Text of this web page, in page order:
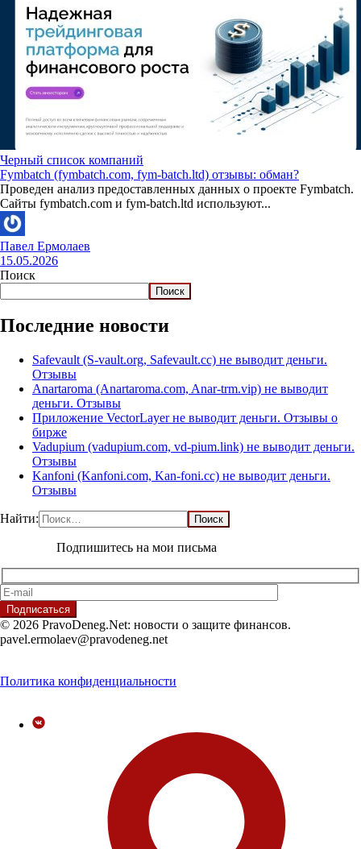
Черный список компаний
Fymbatch (fymbatch.com, fym-batch.ltd) отзывы: обман?
Проведен анализ предоставленных данных о проекте Fymbatch.
Сайты fymbatch.com и fym-batch.ltd используют...
Павел Ермолаев
15.05.2026
Поиск
Поиск
Последние новости
Safevault (S-vault.org, Safevault.cc) не выводит деньги.
Отзывы
Anartaroma (Anartaroma.com, Anar-trm.vip) не выводит
деньги. Отзывы
Приложение VectorLayer не выводит деньги. Отзывы о
бирже
Vadupium (vadupium.com, vd-pium.link) не выводит деньги.
Отзывы
Kanfoni (Kanfoni.com, Kan-foni.cc) не выводит деньги.
Отзывы
Найти:
Подпишитесь на мои письма
© 2026 PravoDeneg.Net: новости о защите финансов.
pavel.ermolaev@pravodeneg.net
Политика конфиденциальности